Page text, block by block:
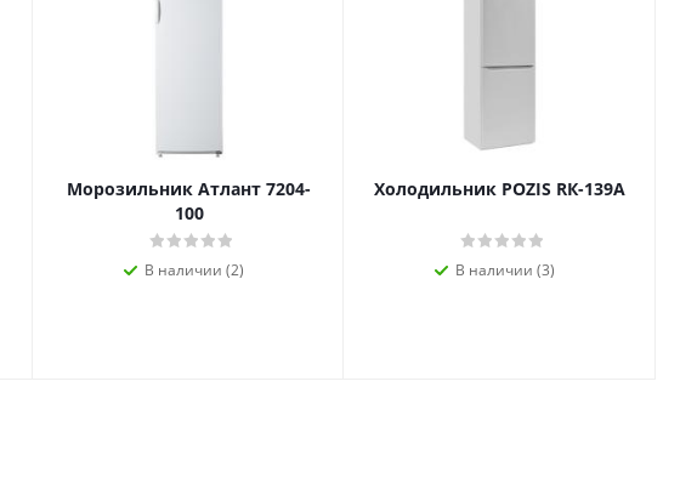
Морозильник Атлант 7204-
100
В наличии (2)
Холодильник POZIS RК-139А
В наличии (3)